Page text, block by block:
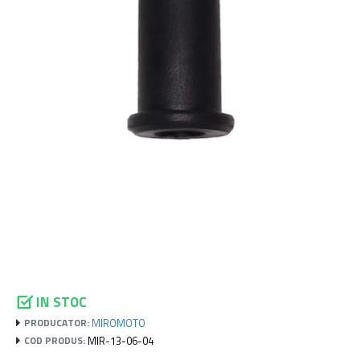
IN STOC
PRODUCATOR: MIROMOTO
COD PRODUS: MIR-13-06-04